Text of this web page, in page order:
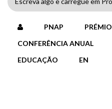
FORMULÁRIO
DE
PESQUISA
PNAP
PRÉMIO
CONFERÊNCIA ANUAL
EDUCAÇÃO
EN